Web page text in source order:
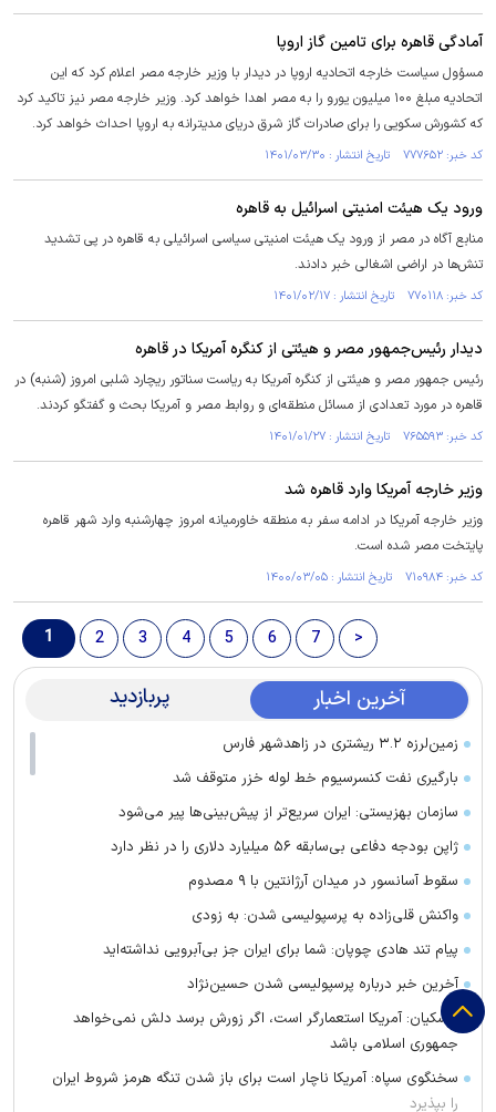
آمادگی قاهره برای تامین گاز اروپا
مسؤول سیاست خارجه اتحادیه اروپا در دیدار با وزیر خارجه مصر اعلام کرد که این
اتحادیه مبلغ ۱۰۰ میلیون یورو را به مصر اهدا خواهد کرد. وزیر خارجه مصر نیز تاکید کرد
که کشورش سکویی را برای صادرات گاز شرق دریای مدیترانه به اروپا احداث خواهد کرد.
کد خبر: ۷۷۷۶۵۲ تاریخ انتشار : ۱۴۰۱/۰۳/۳۰
ورود یک هیئت امنیتی اسرائیل به قاهره
منابع آگاه در مصر از ورود یک هیئت امنیتی سیاسی اسرائیلی به قاهره در پی تشدید
تنش‌ها در اراضی اشغالی خبر دادند.
کد خبر: ۷۷۰۱۱۸ تاریخ انتشار : ۱۴۰۱/۰۲/۱۷
دیدار رئیس‌جمهور مصر و هیئتی از کنگره آمریکا در قاهره
رئیس جمهور مصر و هیئتی از کنگره آمریکا به ریاست سناتور ریچارد شلبی امروز (شنبه) در
قاهره در مورد تعدادی از مسائل منطقه‌ای و روابط مصر و آمریکا بحث و گفتگو کردند.
کد خبر: ۷۶۵۵۹۳ تاریخ انتشار : ۱۴۰۱/۰۱/۲۷
وزیر خارجه آمریکا وارد قاهره شد
وزیر خارجه آمریکا در ادامه سفر به منطقه خاورمیانه امروز چهارشنبه وارد شهر قاهره
پایتخت مصر شده است.
کد خبر: ۷۱۰۹۸۴ تاریخ انتشار : ۱۴۰۰/۰۳/۰۵
1 2 3 4 5 6 7 >
آخرین اخبار پربازدید
زمین‌لرزه ۳.۲ ریشتری در زاهدشهر فارس
بارگیری نفت کنسرسیوم خط لوله خزر متوقف شد
سازمان بهزیستی: ایران سریع‌تر از پیش‌بینی‌ها پیر می‌شود
ژاپن بودجه دفاعی بی‌سابقه ۵۶ میلیارد دلاری را در نظر دارد
سقوط آسانسور در میدان آرژانتین با ۹ مصدوم
واکنش قلی‌زاده به پرسپولیسی شدن: به زودی
پیام تند هادی چوپان: شما برای ایران جز بی‌آبرویی نداشته‌اید
آخرین خبر درباره پرسپولیسی شدن حسین‌نژاد
پزشکیان: آمریکا استعمارگر است، اگر زورش برسد دلش نمی‌خواهد
جمهوری اسلامی باشد
سخنگوی سپاه: آمریکا ناچار است برای باز شدن تنگه هرمز شروط ایران
را بپذیرد